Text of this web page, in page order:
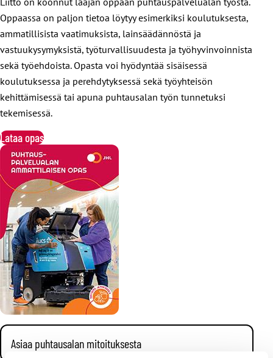
Oppaassa on paljon tietoa löytyy esimerkiksi koulutuksesta,
ammatillisista vaatimuksista, lainsäädännöstä ja
vastuukysymyksistä, työturvallisuudesta ja työhyvinvoinnista
sekä työehdoista. Opasta voi hyödyntää sisäisessä
koulutuksessa ja perehdytyksessä sekä työyhteisön
kehittämisessä tai apuna puhtausalan työn tunnetuksi
tekemisessä.
Lataa opas
Asiaa puhtausalan mitoituksesta